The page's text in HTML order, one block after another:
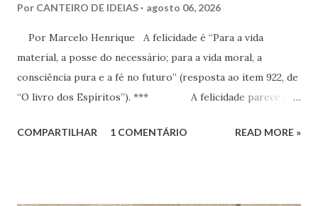
Por CANTEIRO DE IDEIAS agosto 06, 2026
Por Marcelo Henrique A felicidade é “Para a vida
material, a posse do necessário; para a vida moral, a
consciência pura e a fé no futuro” (resposta ao item 922, de
“O livro dos Espíritos”). *** A felicidade parece ser
desejo, a aspiração, o projeto de vida de cada criatura,
COMPARTILHAR 1 COMENTÁRIO READ MORE »